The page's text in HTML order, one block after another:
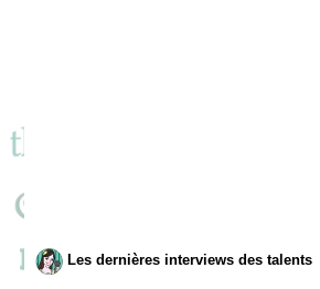
Les dernières interviews des talents